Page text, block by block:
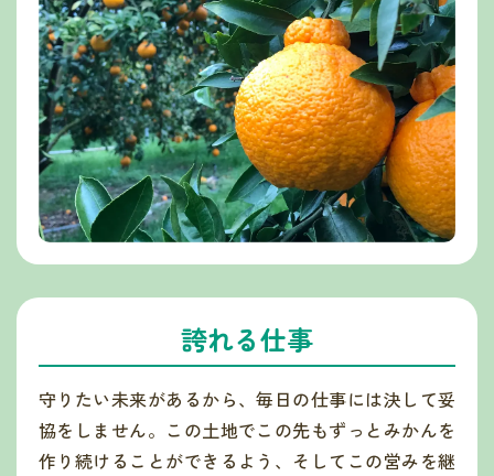
誇れる仕事
守りたい未来があるから、毎日の仕事には決して妥
協をしません。この土地でこの先もずっとみかんを
作り続けることができるよう、そしてこの営みを継